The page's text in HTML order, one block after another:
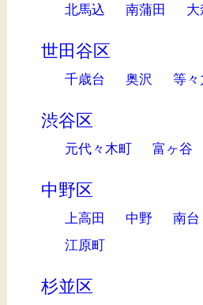
北馬込 南蒲田
世田谷区
千歳台 奥沢 等々
渋谷区
元代々木町 富ヶ谷
中野区
上高田 中野 南台
江原町
杉並区